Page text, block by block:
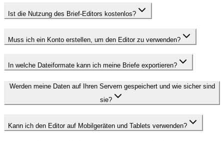
Ist die Nutzung des Brief-Editors kostenlos?
Muss ich ein Konto erstellen, um den Editor zu verwenden?
In welche Dateiformate kann ich meine Briefe exportieren?
Werden meine Daten auf Ihren Servern gespeichert und wie sicher sind
sie?
Kann ich den Editor auf Mobilgeräten und Tablets verwenden?